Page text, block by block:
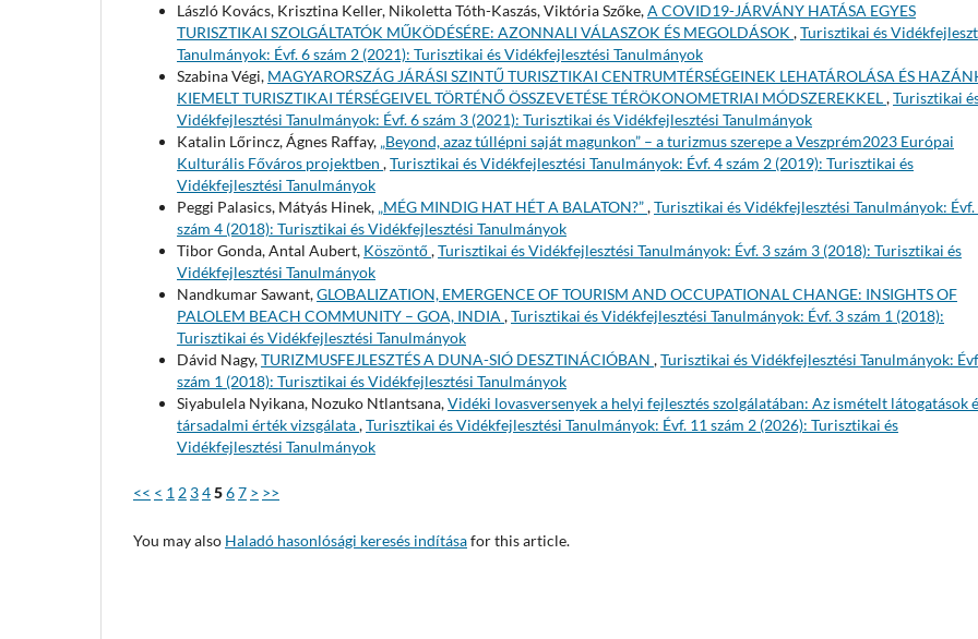
László Kovács, Krisztina Keller, Nikoletta Tóth-Kaszás, Viktória Szőke,A COVID19-JÁRVÁNY HATÁSA EGYES
TURISZTIKAI SZOLGÁLTATÓK MŰKÖDÉSÉRE: AZONNALI VÁLASZOK ÉS MEGOLDÁSOK ,Turisztikai és
Tanulmányok: Évf. 6 szám 2 (2021): Turisztikai és Vidékfejlesztési Tanulmányok
Szabina Végi, MAGYARORSZÁG JÁRÁSI SZINTŰ TURISZTIKAI CENTRUMTÉRSÉGEINEK LEHATÁROLÁSA ÉS
KIEMELT TURISZTIKAI TÉRSÉGEIVEL TÖRTÉNŐ ÖSSZEVETÉSE TÉRÖKONOMETRIAI MÓDSZEREKKEL,Turisztikai
Vidékfejlesztési Tanulmányok: Évf. 6 szám 3 (2021): Turisztikai és Vidékfejlesztési Tanulmányok
Katalin Lőrincz, Ágnes Raffay, „Beyond, azaz túllépni saját magunkon” – a turizmus szerepe a Veszprém2023 Európai
Kulturális Főváros projektben ,Turisztikai és Vidékfejlesztési Tanulmányok: Évf. 4 szám 2 (2019): Turisztikai és
Vidékfejlesztési Tanulmányok
Peggi Palasics, Mátyás Hinek, „MÉG MINDIG HAT HÉT A BALATON?”,Turisztikai és Vidékfejlesztési Tanulmányok: Évf.
szám 4 (2018): Turisztikai és Vidékfejlesztési Tanulmányok
Tibor Gonda, Antal Aubert, Köszöntő,Turisztikai és Vidékfejlesztési Tanulmányok: Évf. 3 szám 3 (2018): Turisztikai és
Vidékfejlesztési Tanulmányok
Nandkumar Sawant,GLOBALIZATION, EMERGENCE OF TOURISM AND OCCUPATIONAL CHANGE: INSIGHTS OF
PALOLEM BEACH COMMUNITY – GOA, INDIA ,Turisztikai és Vidékfejlesztési Tanulmányok: Évf. 3 szám 1 (2018):
Turisztikai és Vidékfejlesztési Tanulmányok
Dávid Nagy,TURIZMUSFEJLESZTÉS A DUNA-SIÓ DESZTINÁCIÓBAN ,Turisztikai és Vidékfejlesztési Tanulmányok:
szám 1 (2018): Turisztikai és Vidékfejlesztési Tanulmányok
Siyabulela Nyikana, Nozuko Ntlantsana,Vidéki lovasversenyek a helyi fejlesztés szolgálatában: Az ismételt látogatások
társadalmi érték vizsgálata,Turisztikai és Vidékfejlesztési Tanulmányok: Évf. 11 szám 2 (2026): Turisztikai és
Vidékfejlesztési Tanulmányok
<< < 1 2 34567 > >>
You may also Haladó hasonlósági keresés indításafor this article.